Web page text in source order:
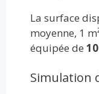
La surface
moyenne, 1
équipée de
Simulation